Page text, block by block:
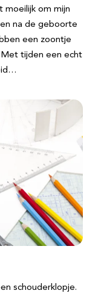
moeilijk om mijn
na de geboorte
een zoontje
Met tijden een echt
schouderklopje.